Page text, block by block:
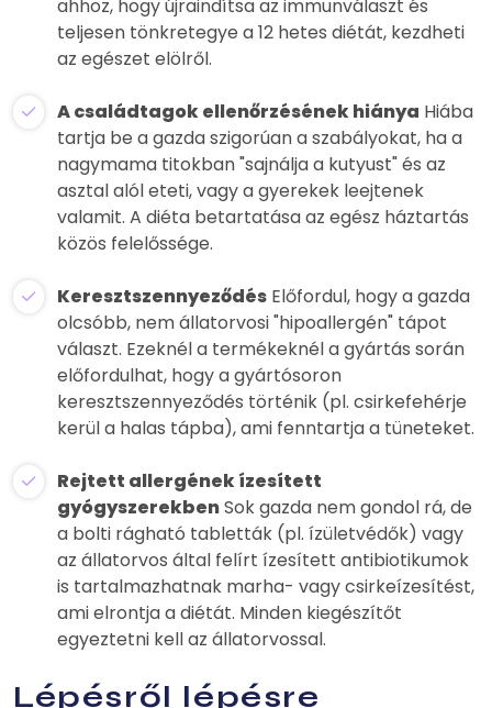
ahhoz, hogy újraindítsa az immunválaszt és
teljesen tönkretegye a 12 hetes diétát, kezdheti
az egészet elölről.
A családtagok ellenőrzésének hiánya Hiába
tartja be a gazda szigorúan a szabályokat, ha a
nagymama titokban "sajnálja a kutyust" és az
asztal alól eteti, vagy a gyerekek leejtenek
valamit. A diéta betartatása az egész háztartás
közös felelőssége.
Keresztszennyeződés Előfordul, hogy a gazda
olcsóbb, nem állatorvosi "hipoallergén" tápot
választ. Ezeknél a termékeknél a gyártás során
előfordulhat, hogy a gyártósoron
keresztszennyeződés történik (pl. csirkefehérje
kerül a halas tápba), ami fenntartja a tüneteket.
Rejtett allergének ízesített
gyógyszerekbenSok gazda nem gondol rá, de
a bolti rágható tabletták (pl. ízületvédők) vagy
az állatorvos által felírt ízesített antibiotikumok
is tartalmazhatnak marha- vagy csirkeízesítést,
ami elrontja a diétát. Minden kiegészítőt
egyeztetni kell az állatorvossal.
Lépésről lépésre